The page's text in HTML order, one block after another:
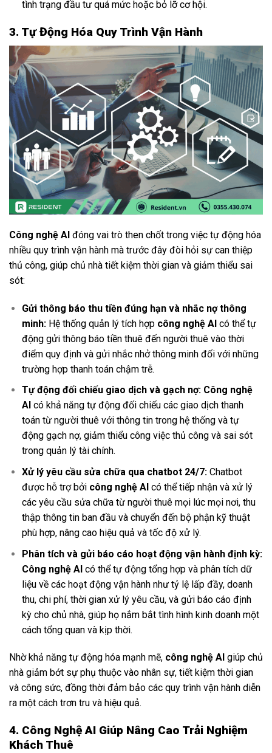
tình trạng đầu tư quá mức hoặc bỏ lỡ cơ hội.
3. Tự Động Hóa Quy Trình Vận Hành
Công nghệ AI đóng vai trò then chốt trong việc tự động hóa
nhiều quy trình vận hành mà trước đây đòi hỏi sự can thiệp
thủ công, giúp chủ nhà tiết kiệm thời gian và giảm thiểu sai
sót:
Gửi thông báo thu tiền đúng hạn và nhắc nợ thông
minh:Hệ thống quản lý tích hợp công nghệ AIcó thể tự
động gửi thông báo tiền thuê đến người thuê vào thời
điểm quy định và gửi nhắc nhở thông minh đối với những
trường hợp thanh toán chậm trễ.
Tự động đối chiếu giao dịch và gạch nợ: Công nghệ
AI có khả năng tự động đối chiếu các giao dịch thanh
toán từ người thuê với thông tin trong hệ thống và tự
động gạch nợ, giảm thiểu công việc thủ công và sai sót
trong quản lý tài chính.
Xử lý yêu cầu sửa chữa qua chatbot 24/7:Chatbot
được hỗ trợ bởi công nghệ AIcó thể tiếp nhận và xử lý
các yêu cầu sửa chữa từ người thuê mọi lúc mọi nơi, thu
thập thông tin ban đầu và chuyển đến bộ phận kỹ thuật
phù hợp, nâng cao hiệu quả và tốc độ xử lý.
Phân tích và gửi báo cáo hoạt động vận hành định kỳ:
Công nghệ AIcó thể tự động tổng hợp và phân tích dữ
liệu về các hoạt động vận hành như tỷ lệ lấp đầy, doanh
thu, chi phí, thời gian xử lý yêu cầu, và gửi báo cáo định
kỳ cho chủ nhà, giúp họ nắm bắt tình hình kinh doanh một
cách tổng quan và kịp thời.
Nhờ khả năng tự động hóa mạnh mẽ, công nghệ AI giúp chủ
nhà giảm bớt sự phụ thuộc vào nhân sự, tiết kiệm thời gian
và công sức, đồng thời đảm bảo các quy trình vận hành diễn
ra một cách trơn tru và hiệu quả.
4. Công Nghệ AI Giúp Nâng Cao Trải Nghiệm
Khách Thuê